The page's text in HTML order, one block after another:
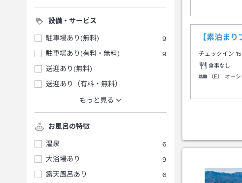
設備・サービス
駐車場あり(無料)
9
駐車場あり(有料・無料)
9
送迎あり(無料)
送迎あり（有料・無料）
もっと見る
お風呂の特徴
温泉
6
大浴場あり
9
露天風呂あり
6
【素泊ま
チェックイン
食事なし
（E） オー